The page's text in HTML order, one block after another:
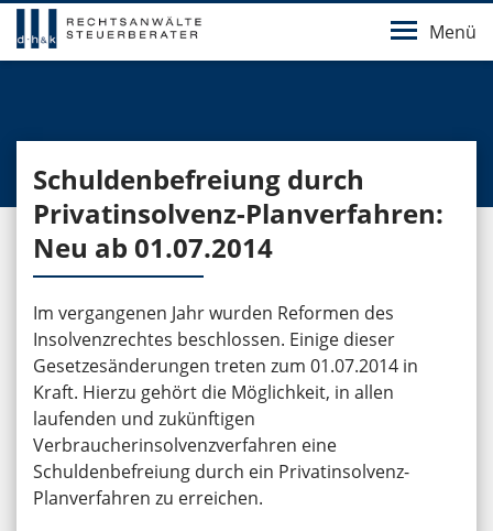
Menü
Schuldenbefreiung durch
Privatinsolvenz-Planverfahren:
Neu ab 01.07.2014
Im vergangenen Jahr wurden Reformen des
Insolvenzrechtes beschlossen. Einige dieser
Gesetzesänderungen treten zum 01.07.2014 in
Kraft. Hierzu gehört die Möglichkeit, in allen
laufenden und zukünftigen
Verbraucherinsolvenzverfahren eine
Schuldenbefreiung durch ein Privatinsolvenz-
Planverfahren zu erreichen.